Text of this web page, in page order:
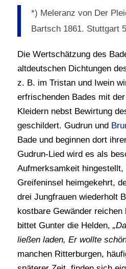
*) Meleranz von Der
Bartsch 1861. Stuttgart
Die Wertschätzung des
altdeutschen Dichtungen
z. B. im Tristan und Iwein
erfrischenden Bades mit
Kleidern nebst Bewirtung
geschildert. Gudrun und
Bade und beginnen dort
Gudrun-Lied wird es als
Aufmerksamkeit hingestellt,
Greifeninsel heimgekehrt,
drei Jungfrauen wiederholt
kostbare Gewänder
bittet Gunter die Helden,
ließen laden, Er wollte
manchen Ritterburgen,